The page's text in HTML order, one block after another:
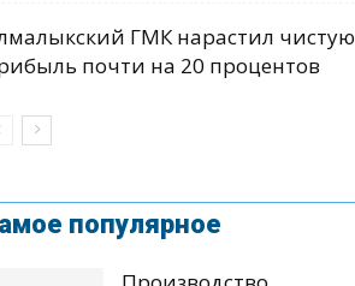
ГМК нарастил чистую
почти на 20 процентов
популярное